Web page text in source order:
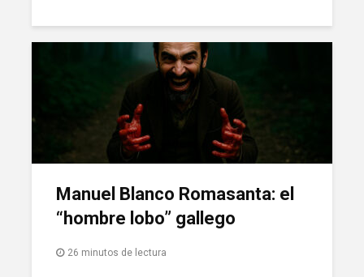
Manuel Blanco Romasanta: el
“hombre lobo” gallego
26 minutos de lectura